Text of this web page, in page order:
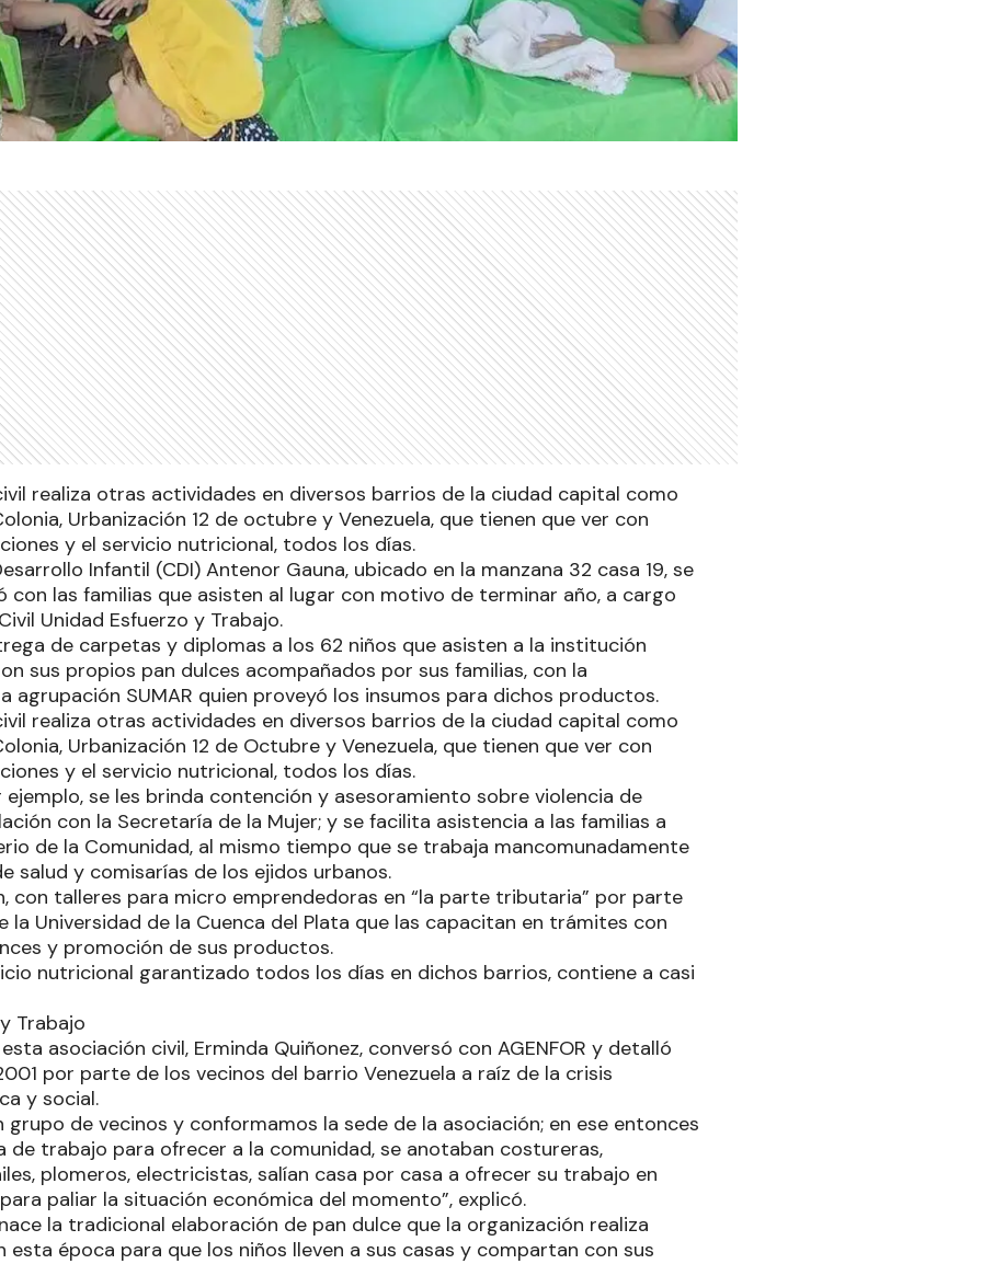
realiza otras actividades en diversos barrios de la ciudad capital como
Urbanización 12 de octubre y Venezuela, que tienen que ver con
y el servicio nutricional, todos los días.
Infantil (CDI) Antenor Gauna, ubicado en la manzana 32 casa 19, se
con las familias que asisten al lugar con motivo de terminar año, a cargo
Unidad Esfuerzo y Trabajo.
de carpetas y diplomas a los 62 niños que asisten a la institución
sus propios pan dulces acompañados por sus familias, con la
agrupación SUMAR quien proveyó los insumos para dichos productos.
realiza otras actividades en diversos barrios de la ciudad capital como
Urbanización 12 de Octubre y Venezuela, que tienen que ver con
y el servicio nutricional, todos los días.
ejemplo, se les brinda contención y asesoramiento sobre violencia de
con la Secretaría de la Mujer; y se facilita asistencia a las familias a
de la Comunidad, al mismo tiempo que se trabaja mancomunadamente
salud y comisarías de los ejidos urbanos.
con talleres para micro emprendedoras en “la parte tributaria” por parte
la Universidad de la Cuenca del Plata que las capacitan en trámites con
y promoción de sus productos.
nutricional garantizado todos los días en dichos barrios, contiene a casi
Trabajo
asociación civil, Erminda Quiñonez, conversó con AGENFOR y detalló
por parte de los vecinos del barrio Venezuela a raíz de la crisis
y social.
grupo de vecinos y conformamos la sede de la asociación; en ese entonces
de trabajo para ofrecer a la comunidad, se anotaban costureras,
plomeros, electricistas, salían casa por casa a ofrecer su trabajo en
paliar la situación económica del momento”, explicó.
la tradicional elaboración de pan dulce que la organización realiza
esta época para que los niños lleven a sus casas y compartan con sus